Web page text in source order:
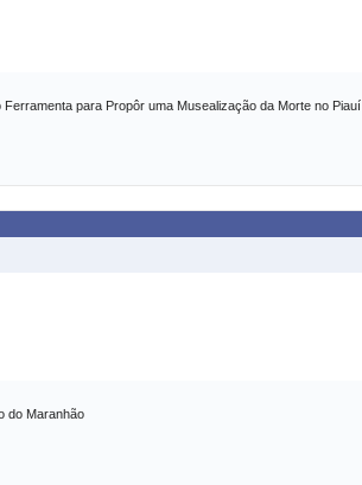
para Propôr uma Musealização da Morte no Piauí
do Maranhão